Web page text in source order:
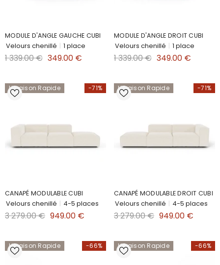
MODULE D'ANGLE GAUCHE CUBI
Velours chenillé | 1 place
1 339.00 € 349.00 €
MODULE D'ANGLE DROIT CUBI
Velours chenillé | 1 place
1 339.00 € 349.00 €
-71%
Livraison Rapide
CANAPÉ MODULABLE CUBI
Velours chenillé | 4-5 places
3 279.00 € 949.00 €
-71%
Livraison Rapide
CANAPÉ MODULABLE DROIT CUBI
Velours chenillé | 4-5 places
3 279.00 € 949.00 €
-66%
Livraison Rapide -66%
Livraison Rapide